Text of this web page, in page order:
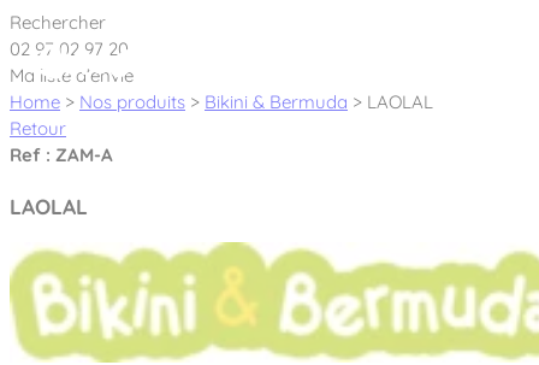
Cookies management panel
Créateur et fabricant d’aires de jeux &
Nos dernières actualités
À propos
Rechercher
02 97 02 97 20
Ma liste d’envie
Home > Nos produits > Bikini & Bermuda > LAOLAL
Retour
Ref : ZAM-A
LAOLAL